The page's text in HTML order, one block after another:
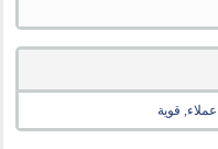
عملاء, قوية